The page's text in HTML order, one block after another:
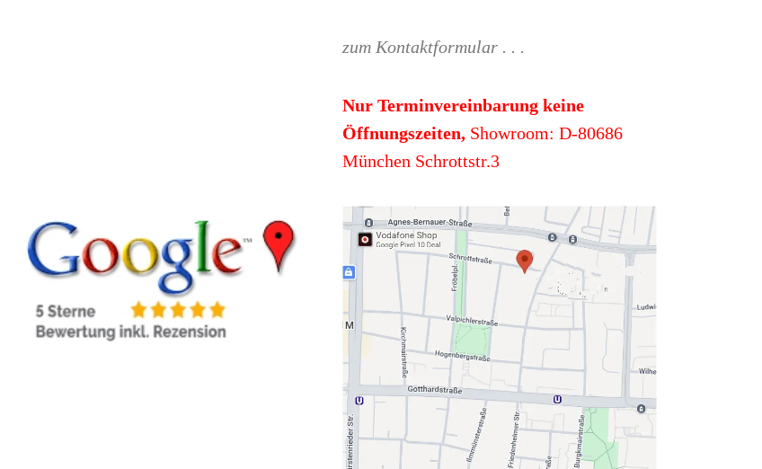
zum Kontaktformular . . .
Nur Terminvereinbarung keine
Öffnungszeiten, Showroom: D-80686
München Schrottstr.3